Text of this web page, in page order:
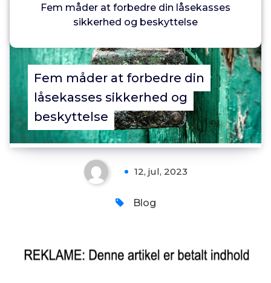
Fem måder at forbedre din låsekasses
sikkerhed og beskyttelse
Fem måder at forbedre din
låsekasses sikkerhed og
beskyttelse
0
12, jul, 2023
Blog